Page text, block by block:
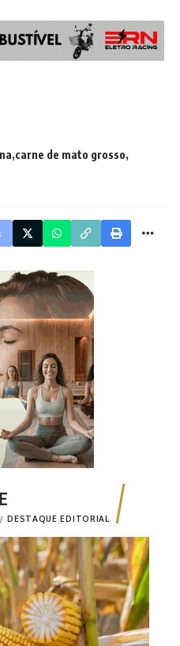
carne de mato grosso
DESTAQUE EDITORIAL